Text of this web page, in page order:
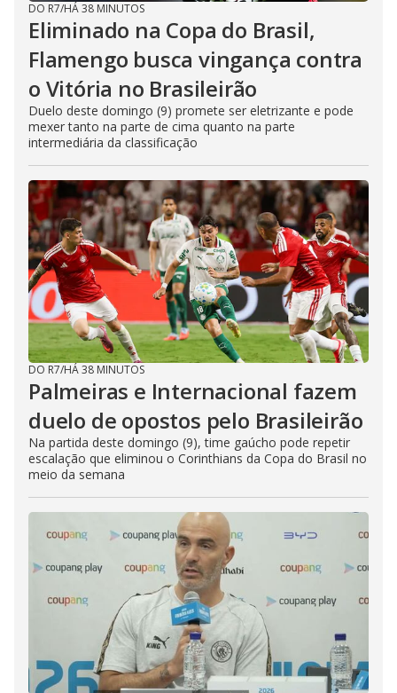
DO R7/HÁ 38 MINUTOS
Eliminado na Copa do Brasil,
Flamengo busca vingança contra
o Vitória no Brasileirão
Duelo deste domingo (9) promete ser eletrizante e pode
mexer tanto na parte de cima quanto na parte
intermediária da classificação
DO R7/HÁ 38 MINUTOS
Palmeiras e Internacional fazem
duelo de opostos pelo Brasileirão
Na partida deste domingo (9), time gaúcho pode repetir
escalação que eliminou o Corinthians da Copa do Brasil no
meio da semana